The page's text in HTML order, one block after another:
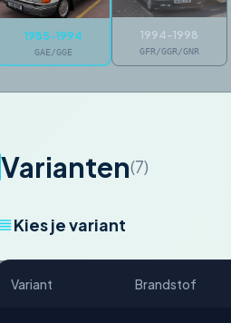
1985-1994
GAE/GGE
1994-1998
GFR/GGR/GNR
Varianten(7)
Kies je variant
Variant Brandstof